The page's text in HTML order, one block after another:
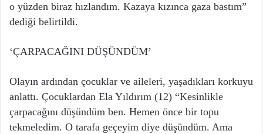
o yüzden biraz hızlandım. Kazaya kızınca gaza bastım”
dediği belirtildi.
‘ÇARPACAĞINI DÜŞÜNDÜM’
Olayın ardından çocuklar ve aileleri, yaşadıkları korkuyu
anlattı. Çocuklardan Ela Yıldırım (12) “Kesinlikle
çarpacağını düşündüm ben. Hemen önce bir topu
tekmeledim. O tarafa geçeyim diye düşündüm. Ama